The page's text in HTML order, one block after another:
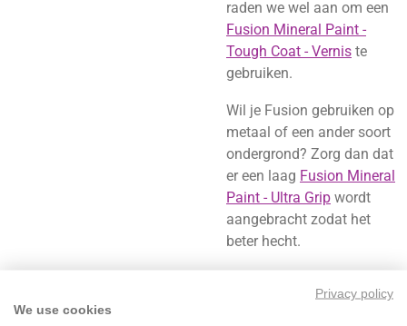
raden we wel aan om een
Fusion Mineral Paint -
Tough Coat - Vernis te
gebruiken.
Wil je Fusion gebruiken op
metaal of een ander soort
ondergrond? Zorg dan dat
er een laag Fusion Mineral
Paint - Ultra Grip wordt
aangebracht zodat het
beter hecht.
Mineral Paint op een
Privacy policy
We use cookies